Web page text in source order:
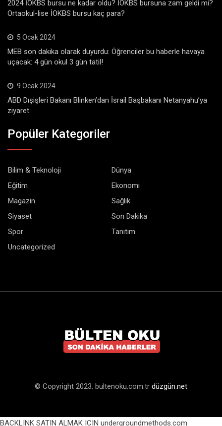
2024 İOKBS bursu ne kadar oldu? İOKBS bursuna zam geldi mi?
Ortaokul-lise İOKBS bursu kaç para?
5 Ocak 2024
MEB son dakika olarak duyurdu: Öğrenciler bu haberle havaya
uçacak: 4 gün okul 3 gün tatil!
9 Ocak 2024
ABD Dışişleri Bakanı Blinken’dan İsrail Başbakanı Netanyahu’ya
ziyaret
Popüler Kategoriler
Bilim & Teknoloji
Dünya
Eğitim
Ekonomi
Magazin
Sağlık
Siyaset
Son Dakika
Spor
Tanıtım
Uncategorized
© Copyright 2023. bultenoku.com.tr düzgün.net
BACKLINK SATIN ALMAK ICIN undergroundmethods.com